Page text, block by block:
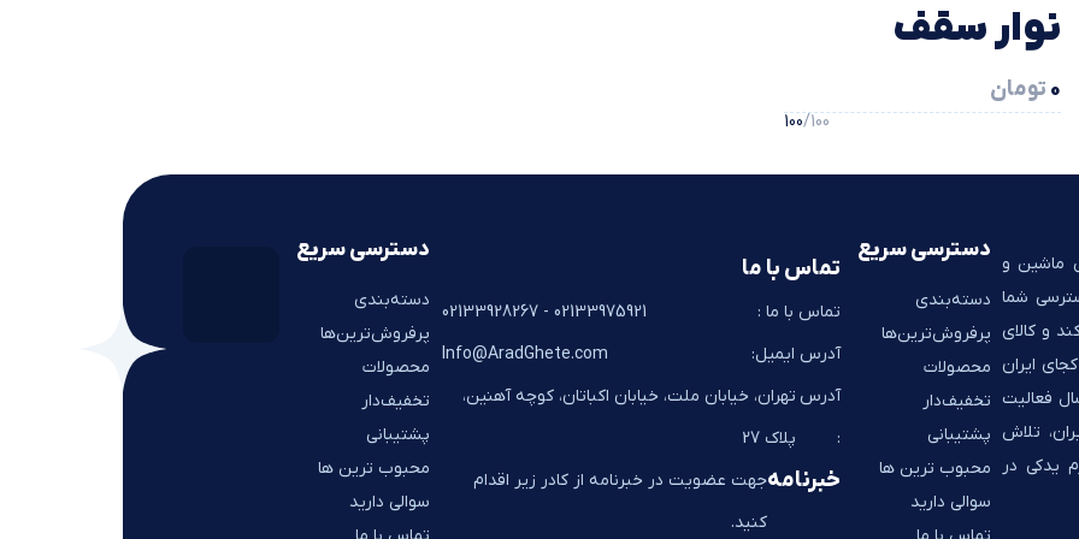
نوار سقف
کوییک
0 تومان
100/100
ماشین و
شما
و کالای
ایران
به شما تحویل می‌دهد. به پشتوانه 14 سال فعالیت
تلاش
یدکی در
دسترسی سریع
دسته‌بندی
پرفروش‌ترین‌ها
محصولات
تخفیف‌دار
پشتیبانی
محبوب ترین ها
سوالی دارید
تماس با ما
تماس با ما :
02133975921 - 02133928267
آدرس ایمیل:
Info@AradGhete.com
آدرس
:
تهران، خیابان ملت، خیابان اکباتان، کوچه آهنین،
پلاک 27
خبرنامهجهت عضویت در خبرنامه از کادر زیر اقدام
کنید.
دسترسی سریع
دسته‌بندی
پرفروش‌ترین‌ها
محصولات
تخفیف‌دار
پشتیبانی
محبوب ترین ها
سوالی دارید